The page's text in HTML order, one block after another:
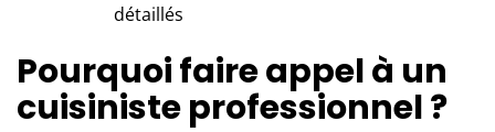
détaillés
Pourquoi faire appel à un
cuisiniste professionnel ?